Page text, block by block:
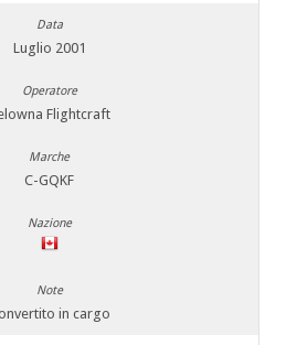
Luglio 2001
Flightcraft
C-GQKF
in cargo